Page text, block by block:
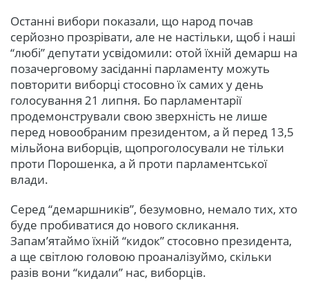
Останні вибори показали, що народ почав
серйозно прозрівати, але не настільки, щоб і наші
“любі” депутати усвідомили: отой їхній демарш на
позачерговому засіданні парламенту можуть
повторити виборці стосовно їх самих у день
голосування 21 липня. Бо парламентарії
продемонстрували свою зверхність не лише
перед новообраним президентом, а й перед 13,5
мільйона виборців, щопроголосували не тільки
проти Порошенка, а й проти парламентської
влади.
Серед “демаршників”, безумовно, немало тих, хто
буде пробиватися до нового скликання.
Запам’ятаймо їхній “кидок” стосовно президента,
а ще світлою головою проаналізуймо, скільки
разів вони “кидали” нас, виборців.